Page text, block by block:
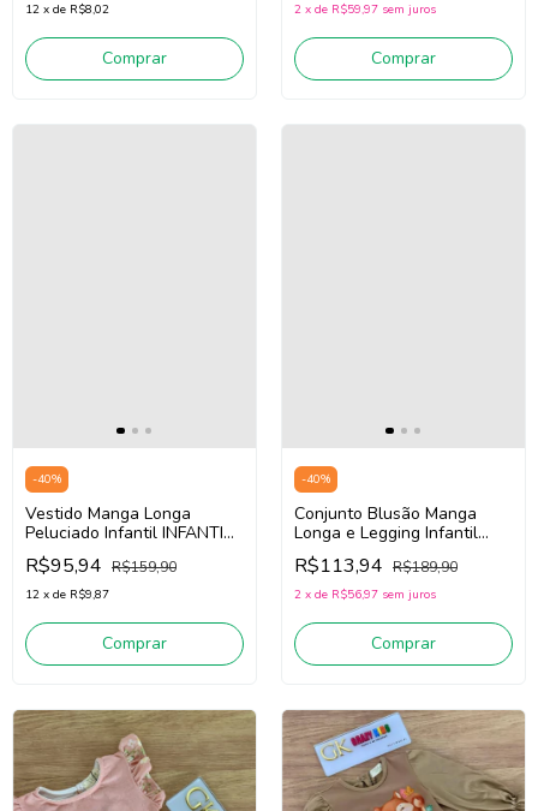
12 x de R$8,02
Comprar
2 x de R$59,97 sem juros
Comprar
-40%
Vestido Manga Longa
Peluciado Infantil INFANTI
89160 (Creme Claro com
leves pontilhados)
R$95,94 R$159,90
12 x de R$9,87
Comprar
-40%
Conjunto Blusão Manga
Longa e Legging Infantil
Infanti 89659 (Rosa Bebê
/Caramelo)
R$113,94 R$189,90
2 x de R$56,97 sem juros
Comprar